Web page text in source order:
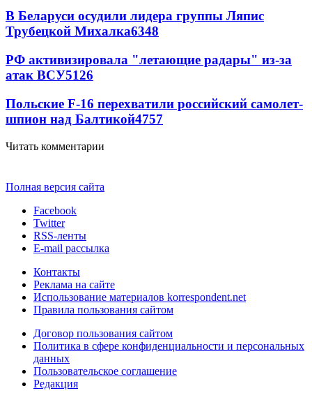
В Беларуси осудили лидера группы Ляпис
Трубецкой Михалка6348
РФ активизировала "летающие радары" из-за
атак ВСУ5126
Польские F-16 перехватили российский самолет-
шпион над Балтикой4757
Читать комментарии
Полная версия сайта
Facebook
Twitter
RSS-ленты
E-mail рассылка
Контакты
Реклама на сайте
Использование материалов korrespondent.net
Правила пользования сайтом
Договор пользования сайтом
Политика в сфере конфиденциальности и персональных
данных
Пользовательское соглашение
Редакция